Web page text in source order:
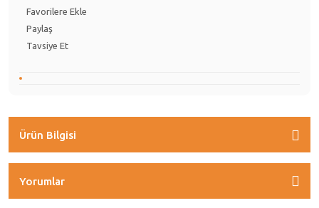
Paylaş
Tavsiye Et
Ürün Bilgisi
Yorumlar